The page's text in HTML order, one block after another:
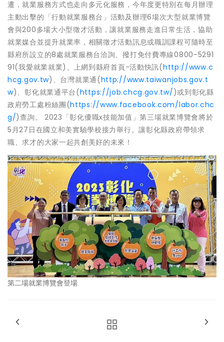
遷，就業服務方式也走向多元化服務，今年度更特別在每月辦理
主動出擊的「行動就業服務台」活動及辦理6場次大型就業博覽
會與200多場大小型徵才活動，讓就業服務走進日常生活，協助
就業媒合並提升就業率，相關徵才活動訊息或職訓課程可隨時至
縣府所設立的8處就業服務台洽詢、撥打免付費專線0800-5291
91(我愛就業就業)、上網到縣府首頁-活動快訊(http://www.c
hcg.gov.tw)、台灣就業通(http://www.taiwanjobs.gov.t
w)、彰化就業通平台(https://job.chcg.gov.tw/)或到彰化縣
政府勞工處粉絲團(https://www.facebook.com/labor.chc
g/)查詢。 2023「彰化優職x技能加值」第三場就業博覽會將於
5月27日在國立和美實驗學校接力舉行。讓彰化縣政府帶領求
職、求才的大家一起共創美好的未來！
第二場就業博覽會登場